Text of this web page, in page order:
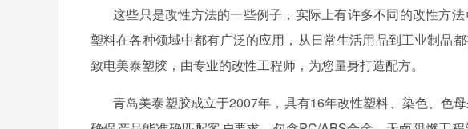
这些只是改性方法的一些例子，实际上有许多不同的改性方
塑料在各种领域中都有广泛的应用，从日常生活用品到工业制品
致电美泰塑胶，由专业的改性工程师，为您量身打造配方。
青岛美泰塑胶成立于2007年，具有16年改性塑料、染色、色